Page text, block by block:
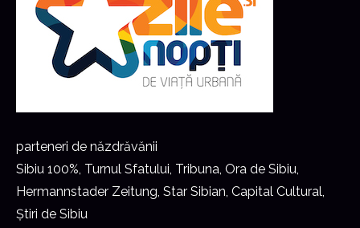
parteneri de năzdrăvănii
Sibiu 100%, Turnul Sfatului, Tribuna, Ora de Sibiu,
Hermannstader Zeitung, Star Sibian, Capital Cultural,
Știri de Sibiu